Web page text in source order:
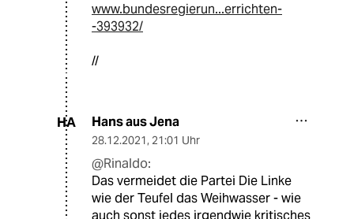
www.bundesregierun...errichten-
-393932/
//
HA Hans aus Jena
28.12.2021, 21:01 Uhr
@Rinaldo:
Das vermeidet die Partei Die Linke
wie der Teufel das Weihwasser - wie
auch sonst jedes irgendwie kritisches